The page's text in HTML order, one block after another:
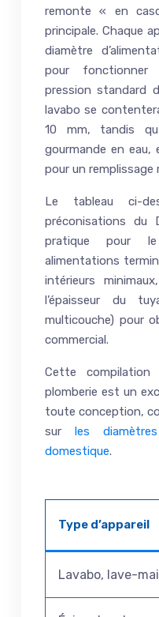
remonte « en
principale. Chaque
diamètre
pour fonctionner
pression standard
lavabo se
10 mm, tandis
gourmande en eau,
pour un remplissage
Le tableau ci-
préconisations du
pratique pour le
alimentations
intérieurs
l’épaisseur du
multicouche) pour
commercial.
Cette
plomberie est un
toute conception,
surles
domestique.
Type d’appareil
Lavabo, lave-